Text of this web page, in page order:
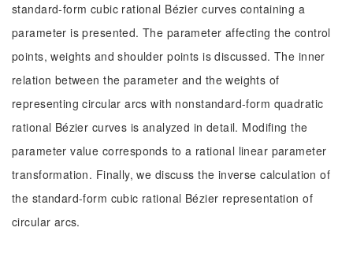
standard-form cubic rational Bézier curves containing a
parameter is presented. The parameter affecting the control
points, weights and shoulder points is discussed. The inner
relation between the parameter and the weights of
representing circular arcs with nonstandard-form quadratic
rational Bézier curves is analyzed in detail. Modifing the
parameter value corresponds to a rational linear parameter
transformation. Finally, we discuss the inverse calculation of
the standard-form cubic rational Bézier representation of
circular arcs.